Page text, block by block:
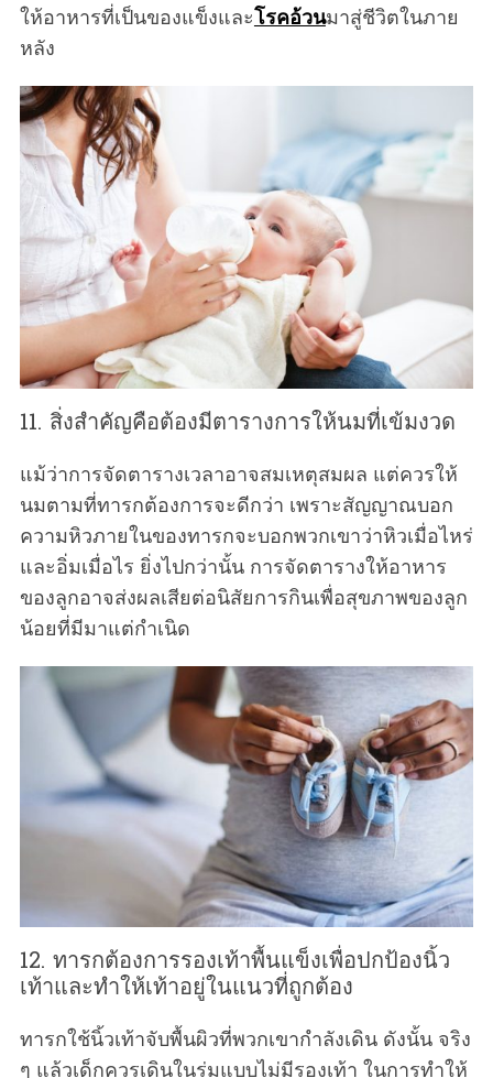
ให้อาหารที่เป็นของแข็งและโรคอ้วนมาสู่ชีวิตในภาย
หลัง
11. สิ่งสำคัญคือต้องมีตารางการให้นมที่เข้มงวด
แม้ว่าการจัดตารางเวลาอาจสมเหตุสมผล แต่ควรให้
นมตามที่ทารกต้องการจะดีกว่า เพราะสัญญาณบอก
ความหิวภายในของทารกจะบอกพวกเขาว่าหิวเมื่อไหร่
และอิ่มเมื่อไร ยิ่งไปกว่านั้น การจัดตารางให้อาหาร
ของลูกอาจส่งผลเสียต่อนิสัยการกินเพื่อสุขภาพของลูก
น้อยที่มีมาแต่กำเนิด
12. ทารกต้องการรองเท้าพื้นแข็งเพื่อปกป้องนิ้ว
เท้าและทำให้เท้าอยู่ในแนวที่ถูกต้อง
ทารกใช้นิ้วเท้าจับพื้นผิวที่พวกเขากำลังเดิน ดังนั้น จริง
ๆ แล้วเด็กควรเดินในร่มแบบไม่มีรองเท้า ในการทำให้